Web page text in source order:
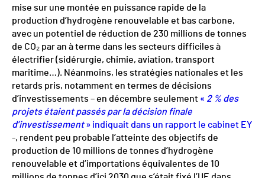
mise sur une montée en puissance rapide de la
production d’hydrogène renouvelable et bas carbone,
avec un potentiel de réduction de 230 millions de tonnes
de CO₂ par an à terme dans les secteurs difficiles à
électrifier (sidérurgie, chimie, aviation, transport
maritime…). Néanmoins, les stratégies nationales et les
retards pris, notamment en termes de décisions
d’investissements – en décembre seulement « 2 % des
projets étaient passés par la décision finale
d’investissement» indiquait dans un rapport le cabinet EY
-, rendent peu probable l’atteinte des objectifs de
production de 10 millions de tonnes d’hydrogène
renouvelable et d’importations équivalentes de 10